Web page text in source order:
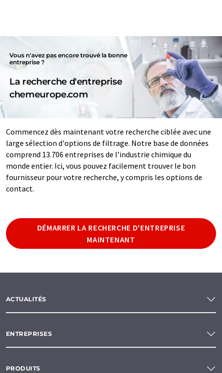
Vous n'avez pas encore trouvé la bonne
entreprise ?
La recherche d'entreprise
chemeurope.com
Commencez dès maintenant votre recherche ciblée avec une
large sélection d'options de filtrage. Notre base de données
comprend 13.706 entreprises de l’industrie chimique du
monde entier. Ici, vous pouvez facilement trouver le bon
fournisseur pour votre recherche, y compris les options de
contact.
DÉMARRER LA RECHERCHE D'ENTREPRISE
MAINTENANT
ACTUALITÉS
ENTREPRISES
PRODUITS